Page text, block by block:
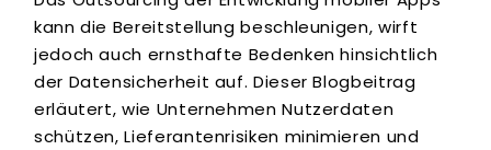
kann die Bereitstellung beschleunigen, wirft
jedoch auch ernsthafte Bedenken hinsichtlich
der Datensicherheit auf. Dieser Blogbeitrag
erläutert, wie Unternehmen Nutzerdaten
schützen, Lieferantenrisiken minimieren und